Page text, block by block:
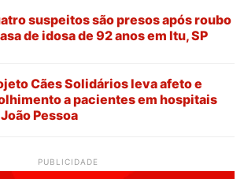
suspeitos são presos após roubo
de idosa de 92 anos em Itu, SP
Cães Solidários leva afeto e
a pacientes em hospitais
Pessoa
PUBLICIDADE